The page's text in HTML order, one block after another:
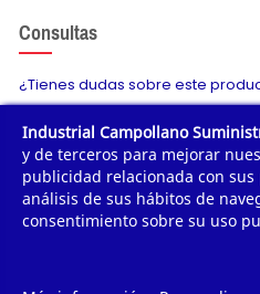
Consultas
¿Tienes dudas sobre este
Envíanos tu consulta
Industrial Campollano
y de terceros para mejorar
publicidad relacionada con
análisis de sus hábitos de
consentimiento sobre su uso